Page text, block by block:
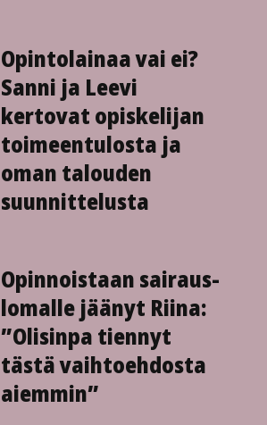
Opintolainaa vai ei?
Sanni ja Leevi
kertovat opiskelijan
toimeen­tulosta ja
oman talouden
suunnittelusta
Opinnoistaan sairaus­
lomalle jäänyt Riina:
”Olisinpa tiennyt
tästä vaihto­ehdosta
aiemmin”